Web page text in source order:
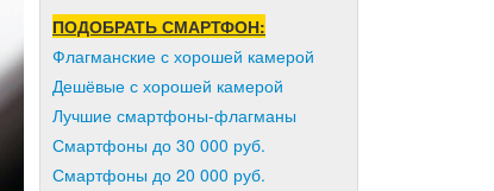
ПОДОБРАТЬ СМАРТФОН:
Флагманские с хорошей камерой
Дешёвые с хорошей камерой
Лучшие смартфоны-флагманы
Смартфоны до 30 000 руб.
Смартфоны до 20 000 руб.